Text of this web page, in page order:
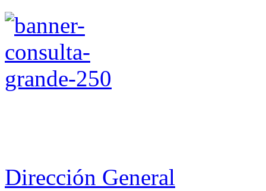
Dirección General